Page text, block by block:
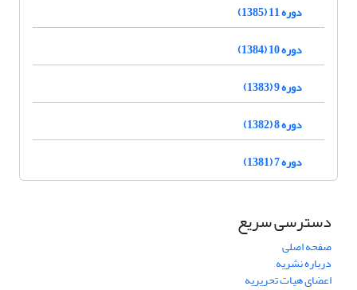
دوره 11 (1385)
دوره 10 (1384)
دوره 9 (1383)
دوره 8 (1382)
دوره 7 (1381)
دسترسی سریع
صفحه اصلی
درباره نشریه
اعضای هیات تحریریه